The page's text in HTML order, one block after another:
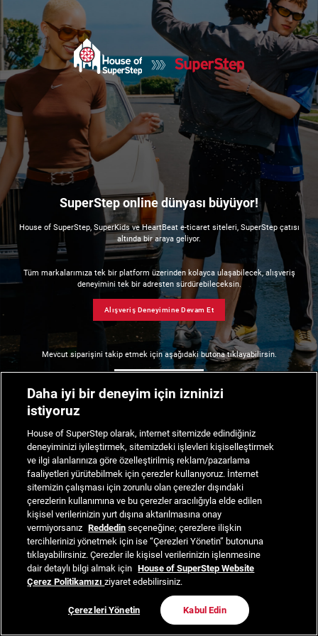
SuperStep online dünyası büyüyor!
House of SuperStep, SuperKids ve HeartBeat e-ticaret siteleri, SuperStep çatısı
altında bir araya geliyor.
Tüm markalarımıza tek bir platform üzerinden kolayca ulaşabilecek, alışveriş
deneyimini tek bir adresten sürdürebileceksin.
Alışveriş Deneyimine Devam Et
Mevcut siparişini takip etmek için aşağıdaki butona tıklayabilirsin.
Daha iyi bir deneyim için izninizi
istiyoruz
House of SuperStep olarak, internet sitemizde edindiğiniz
deneyiminizi iyileştirmek, sitemizdeki işlevleri kişiselleştirmek
ve ilgi alanlarınıza göre özelleştirilmiş reklam/pazarlama
faaliyetleri yürütebilmek için çerezler kullanıyoruz. İnternet
sitemizin çalışması için zorunlu olan çerezler dışındaki
çerezlerin kullanımına ve bu çerezler aracılığıyla elde edilen
kişisel verilerinizin yurt dışına aktarılmasına onay
vermiyorsanız Reddedin seçeneğine; çerezlere ilişkin
tercihlerinizi yönetmek için ise “Çerezleri Yönetin” butonuna
tıklayabilirsiniz. Çerezler ile kişisel verilerinizin işlenmesine
dair detaylı bilgi almak için House of SuperStep Website
Çerez Politikamızıziyaret edebilirsiniz.
Çerezleri Yönetin Kabul Edin